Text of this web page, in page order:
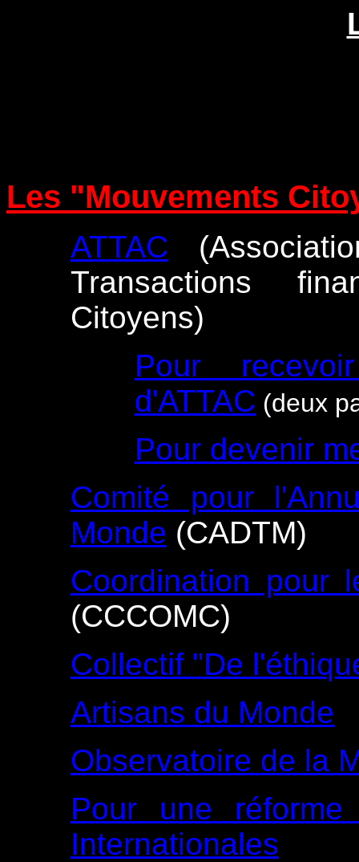
Les "Mouvements
ATTAC
Transactions
Citoyens)
Pour
d'ATTAC (deux
Pour devenir
Comité pour
Monde (CADTM)
Coordination pour
(CCCOMC)
Collectif "De
Artisans du Monde
Observatoire de la
Pour une réforme
Internationales